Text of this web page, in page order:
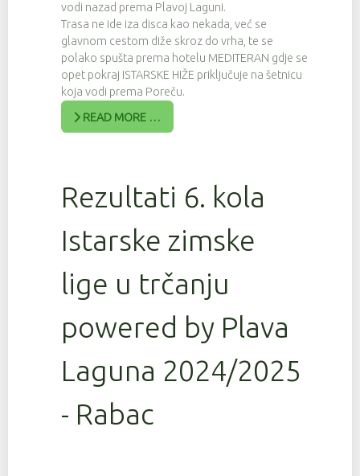
vodi nazad prema Plavoj Laguni.
Trasa ne ide iza disca kao nekada, već se
glavnom cestom diže skroz do vrha, te se
polako spušta prema hotelu MEDITERAN gdje se
opet pokraj ISTARSKE HIŽE priključuje na šetnicu
koja vodi prema Poreču.
READ MORE …
Rezultati 6. kola
Istarske zimske
lige u trčanju
powered by Plava
Laguna 2024/2025
- Rabac